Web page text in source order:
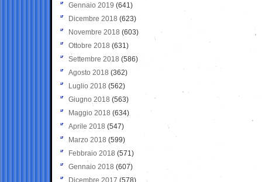
Gennaio 2019 (641)
Dicembre 2018 (623)
Novembre 2018 (603)
Ottobre 2018 (631)
Settembre 2018 (586)
Agosto 2018 (362)
Luglio 2018 (562)
Giugno 2018 (563)
Maggio 2018 (634)
Aprile 2018 (547)
Marzo 2018 (599)
Febbraio 2018 (571)
Gennaio 2018 (607)
Dicembre 2017 (578)